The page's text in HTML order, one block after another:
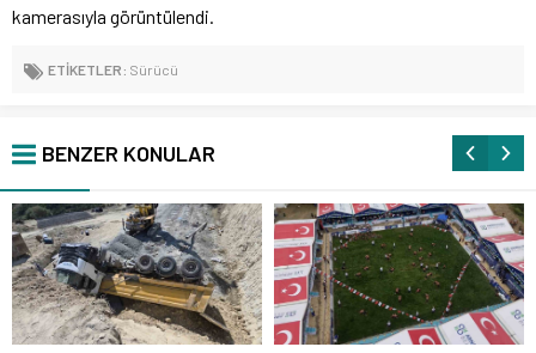
kamerasıyla görüntülendi.
ETİKETLER: Sürücü
BENZER KONULAR